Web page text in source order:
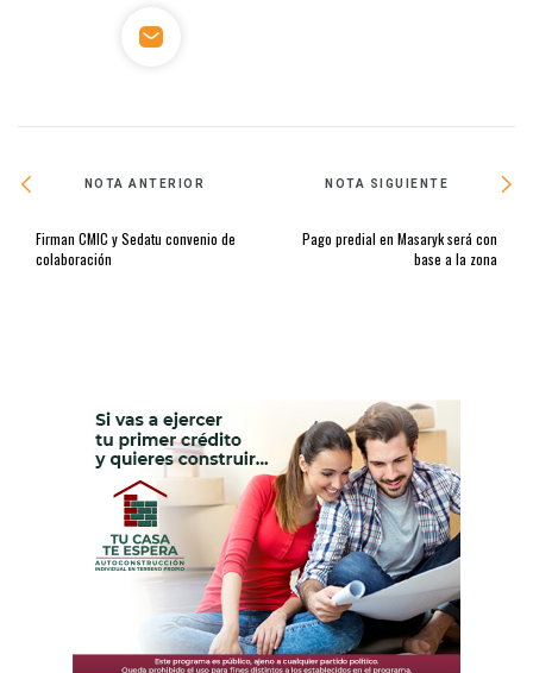
NOTA ANTERIOR
Firman CMIC y Sedatu convenio de
colaboración
NOTA SIGUIENTE
Pago predial en Masaryk será con
base a la zona